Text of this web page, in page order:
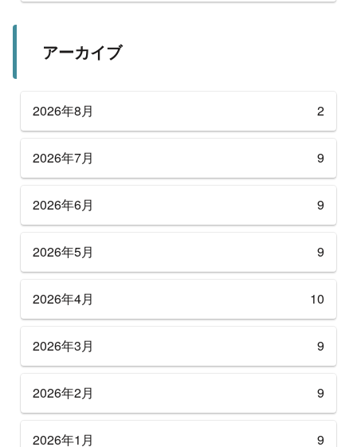
アーカイブ
2026年8月 2
2026年7月 9
2026年6月 9
2026年5月 9
2026年4月 10
2026年3月 9
2026年2月 9
2026年1月 9